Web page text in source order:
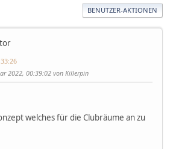
BENUTZER-AKTIONEN
2022, 00:39:02 von Killerpin
welches für die Clubräume an zu